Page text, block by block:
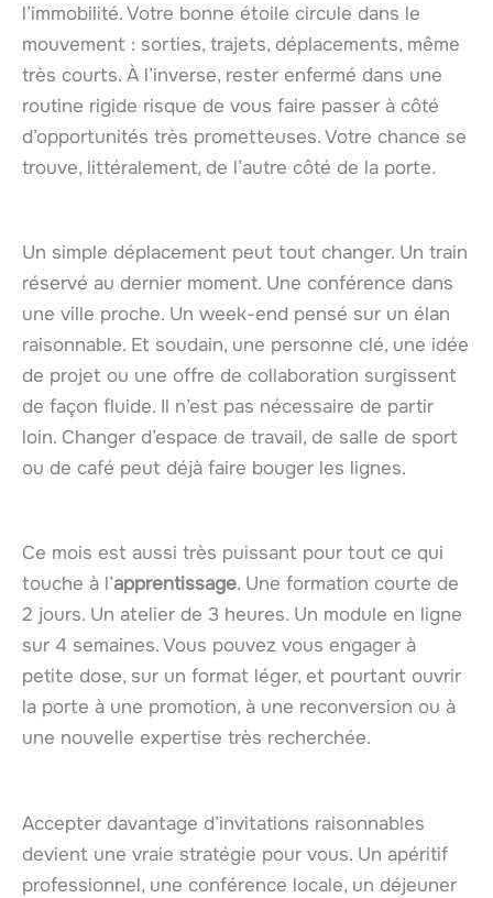
l’immobilité. Votre bonne étoile circule dans le
mouvement : sorties, trajets, déplacements, même
très courts. À l’inverse, rester enfermé dans une
routine rigide risque de vous faire passer à côté
d’opportunités très prometteuses. Votre chance se
trouve, littéralement, de l’autre côté de la porte.
Un simple déplacement peut tout changer. Un train
réservé au dernier moment. Une conférence dans
une ville proche. Un week-end pensé sur un élan
raisonnable. Et soudain, une personne clé, une idée
de projet ou une offre de collaboration surgissent
de façon fluide. Il n’est pas nécessaire de partir
loin. Changer d’espace de travail, de salle de sport
ou de café peut déjà faire bouger les lignes.
Ce mois est aussi très puissant pour tout ce qui
touche à l’apprentissage. Une formation courte de
2 jours. Un atelier de 3 heures. Un module en ligne
sur 4 semaines. Vous pouvez vous engager à
petite dose, sur un format léger, et pourtant ouvrir
la porte à une promotion, à une reconversion ou à
une nouvelle expertise très recherchée.
Accepter davantage d’invitations raisonnables
devient une vraie stratégie pour vous. Un apéritif
professionnel, une conférence locale, un déjeuner